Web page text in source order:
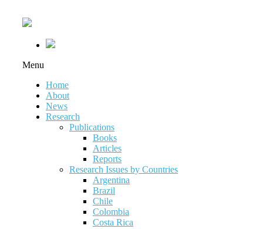
Menu
Home
About
News
Research
Publications
Books
Articles
Reports
Research Issues by Countries
Argentina
Brazil
Chile
Colombia
Costa Rica